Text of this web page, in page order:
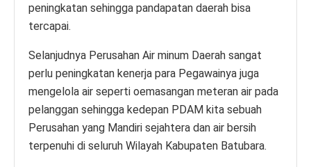
peningkatan sehingga pandapatan daerah bisa
tercapai.
Selanjudnya Perusahan Air minum Daerah sangat
perlu peningkatan kenerja para Pegawainya juga
mengelola air seperti oemasangan meteran air pada
pelanggan sehingga kedepan PDAM kita sebuah
Perusahan yang Mandiri sejahtera dan air bersih
terpenuhi di seluruh Wilayah Kabupaten Batubara.